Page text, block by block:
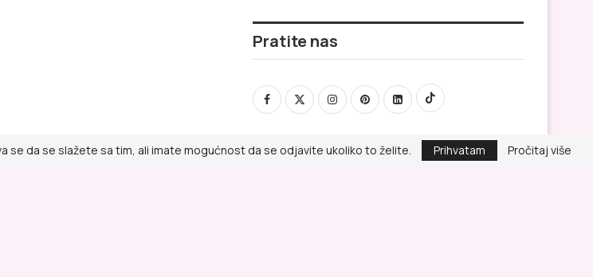
Pratite nas
se da se slažete sa tim, ali imate mogućnost da se odjavite ukoliko to želite. Prihvatam
Pročitaj više